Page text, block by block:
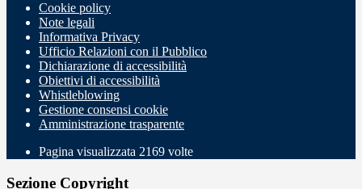
Cookie policy
Note legali
Informativa Privacy
Ufficio Relazioni con il Pubblico
Dichiarazione di accessibilità
Obiettivi di accessibilità
Whistleblowing
Gestione consensi cookie
Amministrazione trasparente
Pagina visualizzata 2169 volte
Sezione Copyright